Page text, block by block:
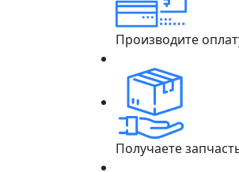
Производите
Получаете